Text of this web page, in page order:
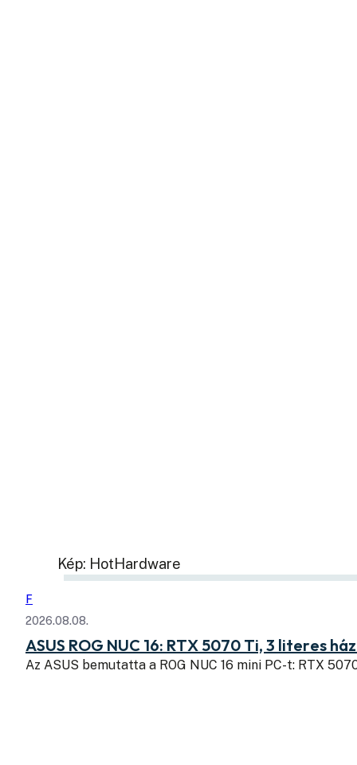
Kép: HotHardware
F
2026.08.08.
ASUS ROG NUC 16: RTX 5070 Ti, 3 literes
Az ASUS bemutatta a ROG NUC 16 mini PC-t: RTX